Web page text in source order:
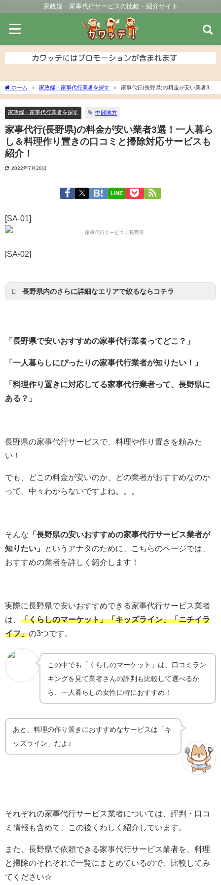
家政婦・家事代行サービスの比較・紹介サイト
ホーム 家政婦・家事代行業者を探す
家事代行(長野県)の料金が安い業者3
選！一人暮らし＆料理作り置きの口コミと掃除対応サービスも紹介！
家政婦・家事代行業者を探す 中部地方
家事代行(長野県)の料金が安い業者3選！一人暮ら
し＆料理作り置きの口コミと掃除対応サービスも
紹介！
2022年7月28日
LINE
[SA-01]
[SA-02]
長野県内のさらに詳細なエリアで絞るならコチラ
飯田市
塩尻市
茅野市
須坂市
「長野県で安いおすすめの家事代行業者ってどこ？」
「一人暮らしにぴったりの家事代行業者が知りたい！」
「料理作り置きに対応してる家事代行業者って、長野県に
ある？」
長野県の家事代行サービスで、料理や作り置きを頼みた
い！
でも、どこの料金が安いのか、どの業者がおすすめなのか
って、中々わからないですよね。。。
そんな 「長野県の安いおすすめの家事代行サービス業者が
知りたい」
というアナタのために、こちらのページでは、
おすすめの業者を詳しく紹介します！
実際に長野県で安いおすすめできる家事代行サービス業者
は、 「くらしのマーケット」「キッズライン」「ニチイラ
イフ」の3つです。
この中でも「くらしのマーケット」は、口コミラン
キングを見て業者さんの評判も比較して選べるか
ら、一人暮らしの女性に特におすすめ！
あと、料理の作り置きにおすすめなサービスは「キ
ッズライン」だよ♪
それぞれの家事代行サービス業者については、評判・口コ
ミ情報も含めて、この後くわしく紹介しています。
また、長野県で依頼できる家事代行サービス業者を、料理
と掃除のそれぞれで一覧にまとめているので、比較してみ
てください☆